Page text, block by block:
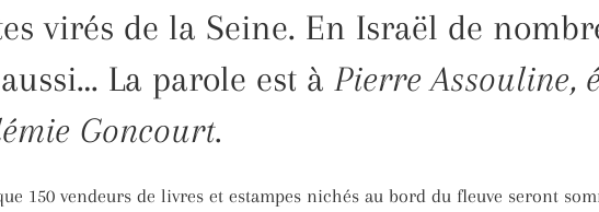
virés de la Seine. En Israël de
La parole est à Pierre Assouline,
Goncourt.
150 vendeurs de livres et estampes nichés au bord du fleuve seront